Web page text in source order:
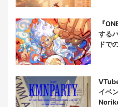
『
する
ドで
イベ